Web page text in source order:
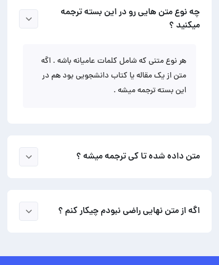
چه نوع متن هایی رو در این بسته ترجمه
میکنید ؟
هر نوع متنی که شامل کلمات عامیانه باشه . اگه
متن از یک مقاله یا کتاب دانشجویی بود هم در
این بسته ترجمه میشه .
متن داده شده تا کی ترجمه میشه ؟
اگه از متن نهایی راضی نبودم چیکار کنم ؟